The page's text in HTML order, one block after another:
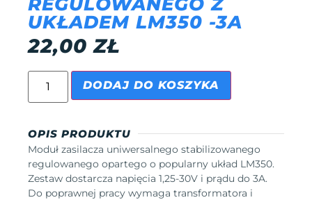
UKŁADEM LM350 -3A
22,00ZŁ
DODAJ DO KOSZYKA
OPIS PRODUKTU
Moduł zasilacza uniwersalnego stabilizowanego
regulowanego opartego o popularny układ LM350.
Zestaw dostarcza napięcia 1,25-30V i prądu do 3A.
Do poprawnej pracy wymaga transformatora i